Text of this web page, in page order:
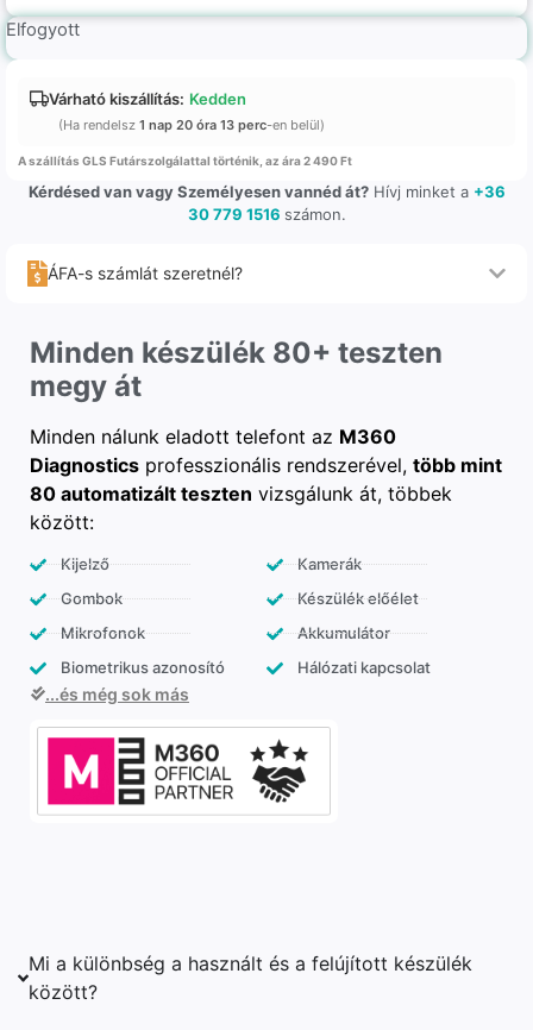
Elfogyott
Várható kiszállítás: Kedden
(Ha rendelsz 1 nap 20 óra 13 perc-en belül)
A szállítás GLS Futárszolgálattal történik, az ára 2 490 Ft
Kérdésed van vagy Személyesen vannéd át?Hívj minket a +36
30 779 1516 számon.
ÁFA-s számlát szeretnél?
Minden készülék 80+ teszten
megy át
Minden nálunk eladott telefont az M360
Diagnostics professzionális rendszerével, több mint
80 automatizált teszten vizsgálunk át, többek
között:
Kijelző
Gombok
Mikrofonok
Biometrikus azonosító
Kamerák
Készülék előélet
Akkumulátor
Hálózati kapcsolat
...és még sok más
Mi a különbség a használt és a felújított készülék
között?